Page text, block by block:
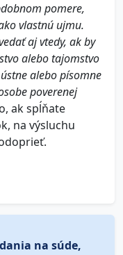
pomere,
vlastnú ujmu.
aj vtedy, ak by
alebo tajomstvo
alebo písomne
poverenej
ak spĺňate
na výsluchu
na súde,